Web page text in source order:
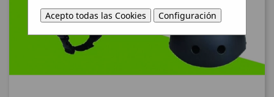
Acepto todas las Cookies Configuración